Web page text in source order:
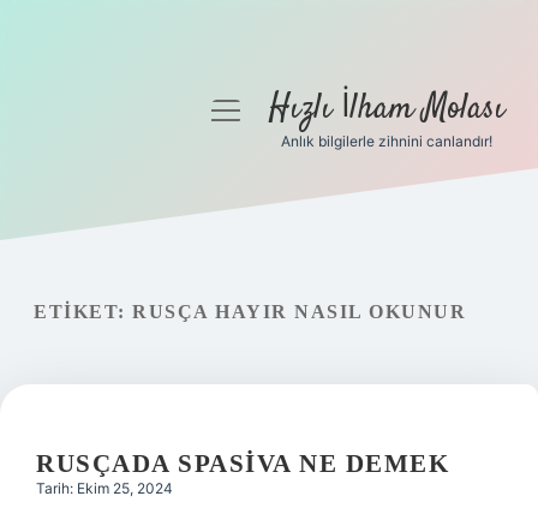
Gizlilik Politikası
menüyüHızlı İlham Molası
Anlık bilgilerle zihnini canlandır!
ETIKET: RUSÇA HAYIR NASIL OKUNUR
RUSÇADA SPASIVA NE DEMEK
Tarih: Ekim 25, 2024